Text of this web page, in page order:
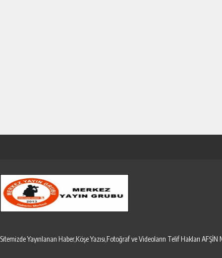
Sitemizde Yayınlanan Haber,Köşe Yazısı,Fotoğraf ve Videoların Telif Hakları